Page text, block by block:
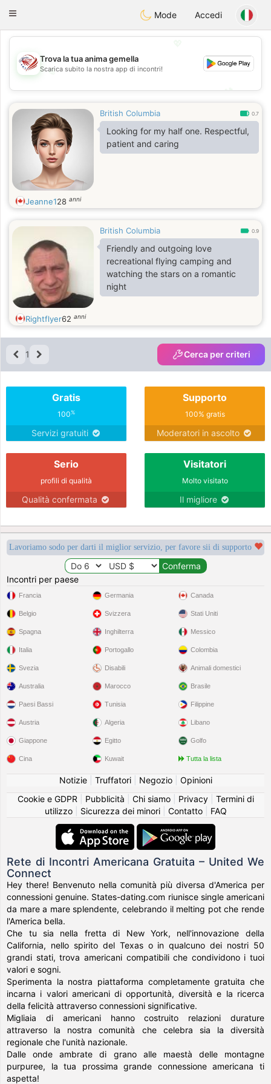
StatesDating
Toggle
Mode Accedi
💖
💕
Trova la tua anima gemella
Scarica subito la nostra app di incontri!
British Columbia 0.7
Looking for my half one. Respectful,
patient and caring
Jeanne128 anni
British Columbia 0.9
Friendly and outgoing love
recreational flying camping and
watching the stars on a romantic
night
Rightflyer62 anni
1 Cerca per criteri
Gratis
100%
Servizi gratuiti
Supporto
100% gratis
Moderatori in ascolto
Serio
profili di qualità
Qualità confermata
Visitatori
Molto visitato
Il migliore
Lavoriamo sodo per darti il miglior servizio, per favore sii di supporto
Incontri per paese
Francia
Belgio
Spagna
Italia
Svezia
Germania
Svizzera
Inghilterra
Portogallo
Disabili
Canada
Stati Uniti
Messico
Colombia
Animali domestici
Australia
Paesi Bassi
Austria
Giappone
Cina
Marocco
Tunisia
Algeria
Egitto
Kuwait
Brasile
Filippine
Libano
Golfo
Tutta la lista
Notizie| Truffatori| Negozio| Opinioni
Cookie e GDPR
Pubblicità Chi siamo| Privacy| Termini di
utilizzo| Sicurezza dei minori| Contatto| FAQ
Rete di Incontri Americana Gratuita – United We
Connect
Hey there! Benvenuto nella comunità più diversa d'America per
connessioni genuine. States-dating.com riunisce single americani
da mare a mare splendente, celebrando il melting pot che rende
l'America bella.
Che tu sia nella fretta di New York, nell'innovazione della
California, nello spirito del Texas o in qualcuno dei nostri 50
grandi stati, trova americani compatibili che condividono i tuoi
valori e sogni.
Sperimenta la nostra piattaforma completamente gratuita che
incarna i valori americani di opportunità, diversità e la ricerca
della felicità attraverso connessioni significative.
Migliaia di americani hanno costruito relazioni durature
attraverso la nostra comunità che celebra sia la diversità
regionale che l'unità nazionale.
Dalle onde ambrate di grano alle maestà delle montagne
purpuree, la tua prossima grande connessione americana ti
aspetta!